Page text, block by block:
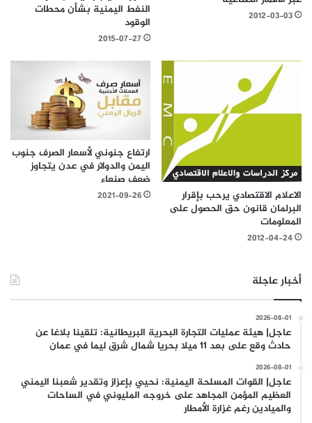
2012-03-03
النفط اليمنية بشأن محطات
الوقود
2015-07-27
الاعلام الاقتصادي يرحب بإقرار
البرلمان قانون حق الحصول على
المعلومات
2012-04-24
ارتفاع جنوني لأسعار الصرف جنوب
اليمن والدولار في عدن يتجاوز
ضعف صنعاء
2021-09-26
أخبار عاجلة
2026-08-01
عاجل| هيئة عمليات التجارة البحرية البريطانية: تلقينا بلاغا عن
حادث وقع على بعد 11 ميلا بحريا شمال شرق ليما في عمان
2026-08-01
عاجل| القوات المسلحة اليمنية: نحيي بإعزاز وتقدير شعبنا اليمني
العظيم المؤمن المجاهد على خروجه المليوني في الساحات
والميادين رغم غزارة الأمطار